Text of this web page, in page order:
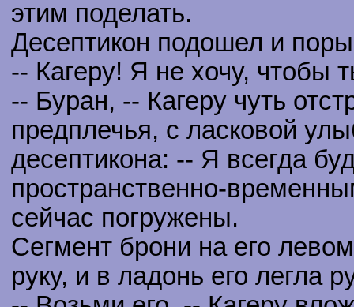
этим поделать.
Десептикон подошел и
-- Кагеру! Я не хочу, чтобы
-- Буран, -- Кагеру чуть
предплечья, с ласковой
десептикона: -- Я всегда
пространственно-
сейчас погружены.
Сегмент брони на его
руку, и в ладонь его легла